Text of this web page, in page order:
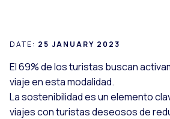
DATE: 25 JANUARY 2023
El 69% de los turistas buscan
viaje en esta modalidad.
La sostenibilidad es un elemento
viajes con turistas deseosos de